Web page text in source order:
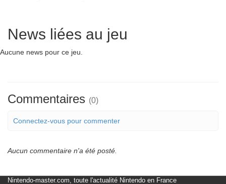
News liées au jeu
Aucune news pour ce jeu.
Commentaires (0)
Connectez-vous pour commenter
Aucun commentaire n'a été posté.
Nintendo-master.com, toute l'actualité Nintendo en France